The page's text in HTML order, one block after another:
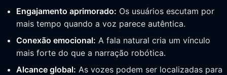
Engajamento aprimorado: Os usuários escutam por
mais tempo quando a voz parece autêntica.
Conexão emocional: A fala natural cria um vínculo
mais forte do que a narração robótica.
Alcance global: As vozes podem ser localizadas para